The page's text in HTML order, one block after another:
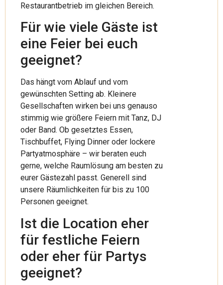
Restaurantbetrieb im gleichen Bereich.
Für wie viele Gäste ist
eine Feier bei euch
geeignet?
Das hängt vom Ablauf und vom
gewünschten Setting ab. Kleinere
Gesellschaften wirken bei uns genauso
stimmig wie größere Feiern mit Tanz, DJ
oder Band. Ob gesetztes Essen,
Tischbuffet, Flying Dinner oder lockere
Partyatmosphäre – wir beraten euch
gerne, welche Raumlösung am besten zu
eurer Gästezahl passt. Generell sind
unsere Räumlichkeiten für bis zu 100
Personen geeignet.
Ist die Location eher
für festliche Feiern
oder eher für Partys
geeignet?